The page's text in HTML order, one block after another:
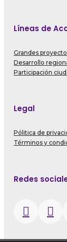
Líneas de
Grandes
Desarrollo
Participación
Legal
Pólitica de
Términos y
Redes